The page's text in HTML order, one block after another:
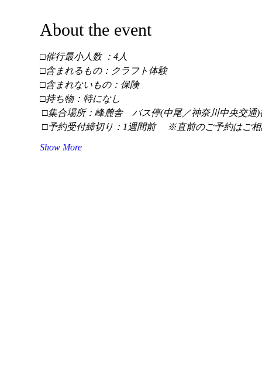
About the event
□催行最小人数 ：4人
□含まれるもの：クラフト体験
□含まれないもの：保険
□持ち物：特になし
□集合場所：峰麓舎　バス停(中尾／神奈川中央交通)
□予約受付締切り：1週間前 　※直前のご予約はご
Show More